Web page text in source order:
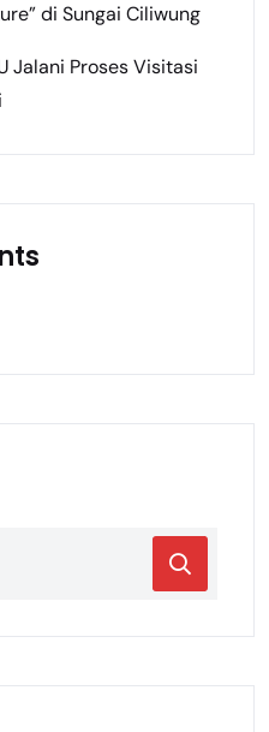
di Sungai Ciliwung
Jalani Proses Visitasi